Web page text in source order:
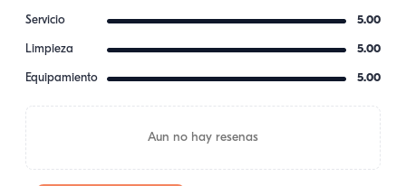
Servicio 5.00
Limpieza 5.00
Equipamiento 5.00
Aun no hay resenas